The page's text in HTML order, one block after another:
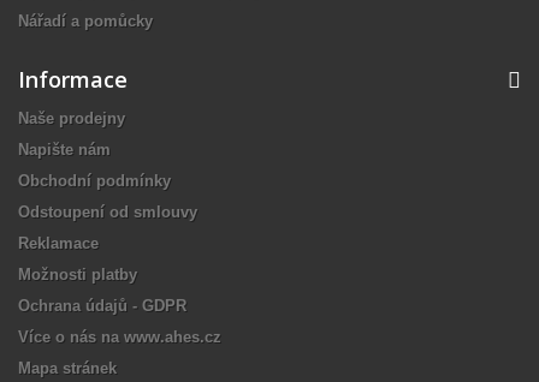
Nářadí a pomůcky
Informace
Naše prodejny
Napište nám
Obchodní podmínky
Odstoupení od smlouvy
Reklamace
Možnosti platby
Ochrana údajů - GDPR
Více o nás na www.ahes.cz
Mapa stránek